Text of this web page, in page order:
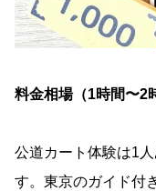
料金相場（1時間〜2
公道カート体験は1
す。東京のガイド付